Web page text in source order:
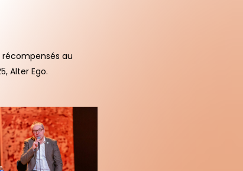
récompensés au
Alter Ego.
JJW-
SdS-
PH-
220126_0369_wb